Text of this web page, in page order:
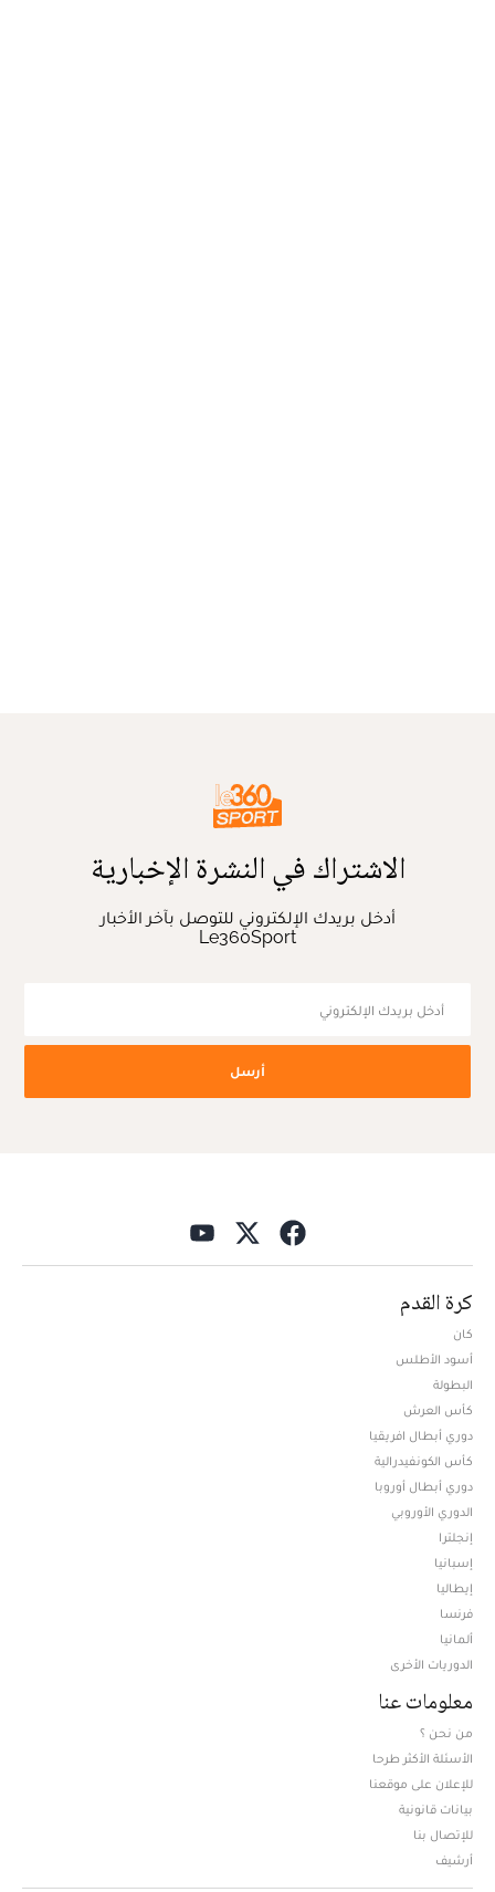
الاشتراك في النشرة الإخبارية
أدخل بريدك الإلكتروني للتوصل بآخر الأخبار
Le360Sport
أرسل
كرة القدم
كان
أسود الأطلس
البطولة
كأس العرش
دوري أبطال افريقيا
كأس الكونفيدرالية
دوري أبطال أوروبا
الدوري الأوروبي
إنجلترا
إسبانيا
إيطاليا
فرنسا
ألمانيا
الدوريات الأخرى
معلومات عنا
من نحن ؟
الأسئلة الأكثر طرحا
للإعلان على موقعنا
بيانات قانونية
للإتصال بنا
أرشيف